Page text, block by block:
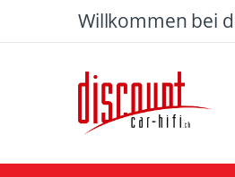
Willkommen bei